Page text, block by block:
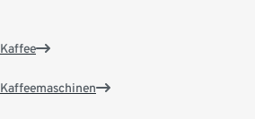
Kaffee
Kaffeemaschinen